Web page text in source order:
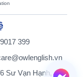
399
Sư Vạn Hạnh,